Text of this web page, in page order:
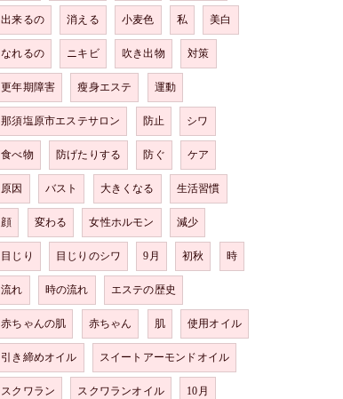
出来るの 消える 小麦色 私 美白
なれるの ニキビ 吹き出物 対策
更年期障害 瘦身エステ 運動
那須塩原市エステサロン 防止 シワ
食べ物 防げたりする 防ぐ ケア
原因 バスト 大きくなる 生活習慣
顔 変わる 女性ホルモン 減少
目じり 目じりのシワ 9月 初秋 時
流れ 時の流れ エステの歴史
赤ちゃんの肌 赤ちゃん 肌 使用オイル
引き締めオイル スイートアーモンドオイル
スクワラン スクワランオイル 10月